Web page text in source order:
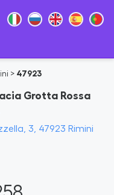
> 47923
Grotta Rossa
3, 47923 Rimini